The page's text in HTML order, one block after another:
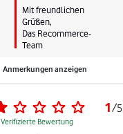
Mit freundlichen
Grüßen,
Das Recommerce-
Team
Anmerkungen anzeigen
1/5
Verifizierte Bewertung